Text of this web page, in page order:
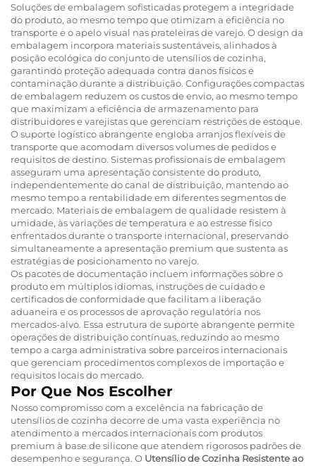
Soluções de embalagem sofisticadas protegem a integridade
do produto, ao mesmo tempo que otimizam a eficiência no
transporte e o apelo visual nas prateleiras de varejo. O design da
embalagem incorpora materiais sustentáveis, alinhados à
posição ecológica do conjunto de utensílios de cozinha,
garantindo proteção adequada contra danos físicos e
contaminação durante a distribuição. Configurações compactas
de embalagem reduzem os custos de envio, ao mesmo tempo
que maximizam a eficiência de armazenamento para
distribuidores e varejistas que gerenciam restrições de estoque.
O suporte logístico abrangente engloba arranjos flexíveis de
transporte que acomodam diversos volumes de pedidos e
requisitos de destino. Sistemas profissionais de embalagem
asseguram uma apresentação consistente do produto,
independentemente do canal de distribuição, mantendo ao
mesmo tempo a rentabilidade em diferentes segmentos de
mercado. Materiais de embalagem de qualidade resistem à
umidade, às variações de temperatura e ao estresse físico
enfrentados durante o transporte internacional, preservando
simultaneamente a apresentação premium que sustenta as
estratégias de posicionamento no varejo.
Os pacotes de documentação incluem informações sobre o
produto em múltiplos idiomas, instruções de cuidado e
certificados de conformidade que facilitam a liberação
aduaneira e os processos de aprovação regulatória nos
mercados-alvo. Essa estrutura de suporte abrangente permite
operações de distribuição contínuas, reduzindo ao mesmo
tempo a carga administrativa sobre parceiros internacionais
que gerenciam procedimentos complexos de importação e
requisitos locais do mercado.
Por Que Nos Escolher
Nosso compromisso com a excelência na fabricação de
utensílios de cozinha decorre de uma vasta experiência no
atendimento a mercados internacionais com produtos
premium à base de silicone que atendem rigorosos padrões de
desempenho e segurança. O Utensílio de Cozinha Resistente ao